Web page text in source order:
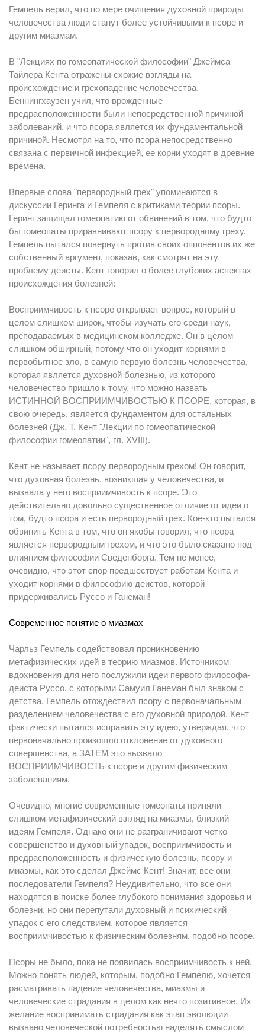
Гемпель верил, что по мере очищения духовной природы
человечества люди станут более устойчивыми к псоре и
другим миазмам.
В "Лекциях по гомеопатической философии" Джеймса
Тайлера Кента отражены схожие взгляды на
происхождение и грехопадение человечества.
Беннингхаузен учил, что врожденные
предрасположенности были непосредственной причиной
заболеваний, и что псора является их фундаментальной
причиной. Несмотря на то, что псора непосредственно
связана с первичной инфекцией, ее корни уходят в древние
времена.
Впервые слова "первородный грех" упоминаются в
дискуссии Геринга и Гемпеля с критиками теории псоры.
Геринг защищал гомеопатию от обвинений в том, что будто
бы гомеопаты приравнивают псору к первородному греху.
Гемпель пытался повернуть против своих оппонентов их же
собственный аргумент, показав, как смотрят на эту
проблему деисты. Кент говорил о более глубоких аспектах
происхождения болезней:
Восприимчивость к псоре открывает вопрос, который в
целом слишком широк, чтобы изучать его среди наук,
преподаваемых в медицинском колледже. Он в целом
слишком обширный, потому что он уходит корнями в
первобытное зло, в самую первую болезнь человечества,
которая является духовной болезнью, из которого
человечество пришло к тому, что можно назвать
ИСТИННОЙ ВОСПРИИМЧИВОСТЬЮ К ПСОРЕ, которая, в
свою очередь, является фундаментом для остальных
болезней (Дж. Т. Кент "Лекции по гомеопатической
философии гомеопатии", гл. XVIII).
Кент не называет псору первородным грехом! Он говорит,
что духовная болезнь, возникшая у человечества, и
вызвала у него восприимчивость к псоре. Это
действительно довольно существенное отличие от идеи о
том, будто псора и есть первородный грех. Кое-кто пытался
обвинить Кента в том, что он якобы говорил, что псора
является первородным грехом, и что это было сказано под
влиянием философии Сведенборга. Тем не менее,
очевидно, что этот спор предшествует работам Кента и
уходит корнями в философию деистов, которой
придерживались Руссо и Ганеман!
Современное понятие о миазмах
Чарльз Гемпель содействовал проникновению
метафизических идей в теорию миазмов. Источником
вдохновения для него послужили идеи первого философа-
деиста Руссо, с которыми Самуил Ганеман был знаком с
детства. Гемпель отождествил псору с первоначальным
разделением человечества с его духовной природой. Кент
фактически пытался исправить эту идею, утверждая, что
первоначально произошло отклонение от духовного
совершенства, а ЗАТЕМ это вызвало
ВОСПРИИМЧИВОСТЬ к псоре и другим физическим
заболеваниям.
Очевидно, многие современные гомеопаты приняли
слишком метафизический взгляд на миазмы, близкий
идеям Гемпеля. Однако они не разграничивают четко
совершенство и духовный упадок, восприимчивость и
предрасположенность и физическую болезнь, псору и
миазмы, как это сделал Джеймс Кент! Значит, все они
последователи Гемпеля? Неудивительно, что все они
находятся в поиске более глубокого понимания здоровья и
болезни, но они перепутали духовный и психический
упадок с его следствием, которое является
восприимчивостью к физическим болезням, подобно псоре.
Псоры не было, пока не появилась восприимчивость к ней.
Можно понять людей, которым, подобно Гемпелю, хочется
расматривать падение человечества, миазмы и
человеческие страдания в целом как нечто позитивное. Их
желание воспринимать страдания как этап эволюции
вызвано человеческой потребностью наделять смыслом